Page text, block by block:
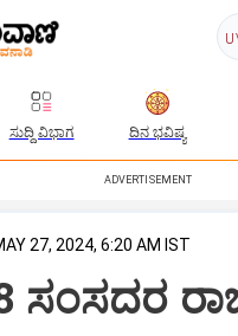
ಸುದ್ದಿ ವಿಭಾಗ ದಿನ ಭವಿಷ್ಯ
ADVERTISEMENT
27, 2024, 6:20 AM IST
ಸಂಸದರ